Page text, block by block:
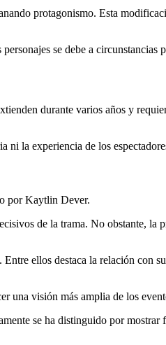
protagonismo. Esta
se debe a circunstancias
durante varios años y
ni la experiencia de los
por Kaytlin Dever.
de la trama. No obstante, la
ellos destaca la relación con
una visión más amplia de los
se ha distinguido por